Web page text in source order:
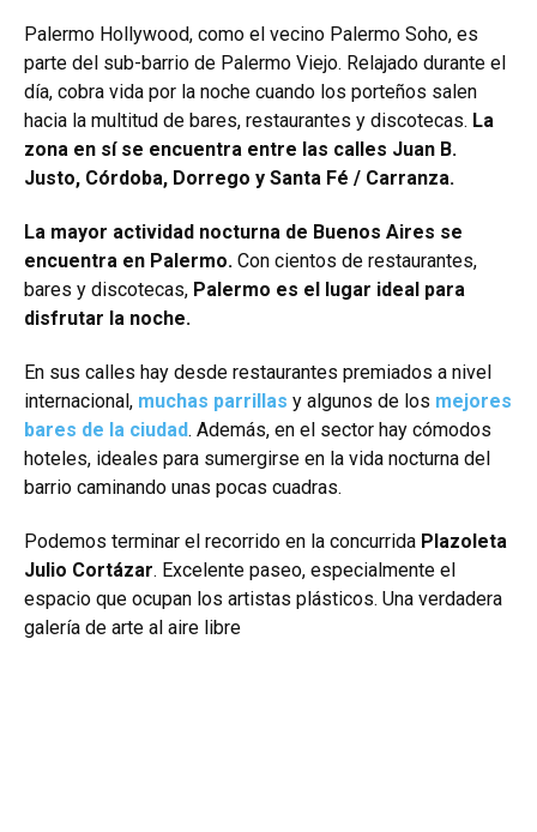
Palermo Hollywood, como el vecino Palermo Soho, es
parte del sub-barrio de Palermo Viejo. Relajado durante el
día, cobra vida por la noche cuando los porteños salen
hacia la multitud de bares, restaurantes y discotecas. La
zona en sí se encuentra entre las calles Juan B.
Justo, Córdoba, Dorrego y Santa Fé / Carranza.
La mayor actividad nocturna de Buenos Aires se
encuentra en Palermo. Con cientos de restaurantes,
bares y discotecas, Palermo es el lugar ideal para
disfrutar la noche.
En sus calles hay desde restaurantes premiados a nivel
internacional, muchas parrillas y algunos de los mejores
bares de la ciudad. Además, en el sector hay cómodos
hoteles, ideales para sumergirse en la vida nocturna del
barrio caminando unas pocas cuadras.
Podemos terminar el recorrido en la concurrida Plazoleta
Julio Cortázar. Excelente paseo, especialmente el
espacio que ocupan los artistas plásticos. Una verdadera
galería de arte al aire libre